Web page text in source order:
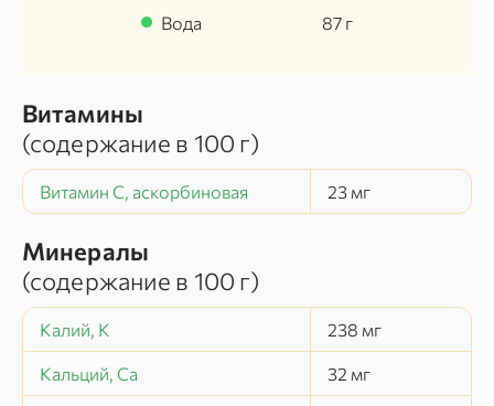
Вода 87 г
Витамины
(содержание в 100 г)
Витамин C, аскорбиновая 23 мг
Минералы
(содержание в 100 г)
Калий, K 238 мг
Кальций, Ca 32 мг